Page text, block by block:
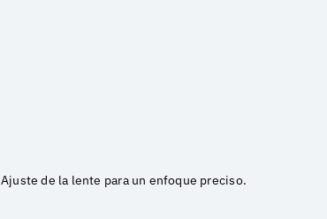
Ajuste de la lente para un enfoque preciso.